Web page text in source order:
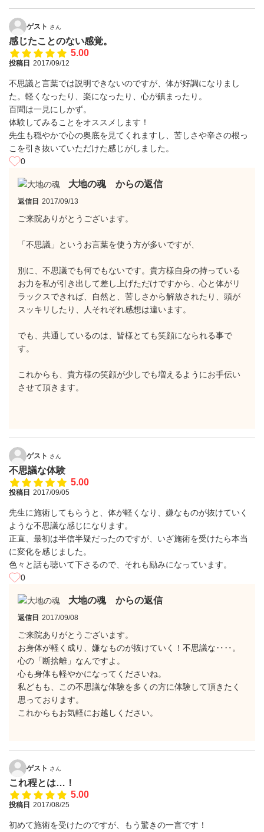
ゲスト さん
感じたことのない感覚。
5.00
投稿日 2017/09/12
不思議と言葉では説明できないのですが、体が好調になりまし
た。軽くなったり、楽になったり、心が鎮まったり。
百聞は一見にしかず。
体験してみることをオススメします！
先生も穏やかで心の奥底を見てくれますし、苦しさや辛さの根っ
こを引き抜いていただけた感じがしました。
0
大地の魂 からの返信
返信日 2017/09/13
ご来院ありがとうございます。
「不思議」というお言葉を使う方が多いですが、
別に、不思議でも何でもないです。貴方様自身の持っている
お力を私が引き出して差し上げただけですから、心と体がリ
ラックスできれば、自然と、苦しさから解放されたり、頭が
スッキリしたり、人それぞれ感想は違います。
でも、共通しているのは、皆様とても笑顔になられる事で
す。
これからも、貴方様の笑顔が少しでも増えるようにお手伝い
させて頂きます。
ゲスト さん
不思議な体験
5.00
投稿日 2017/09/05
先生に施術してもらうと、体が軽くなり、嫌なものが抜けていく
ような不思議な感じになります。
正直、最初は半信半疑だったのですが、いざ施術を受けたら本当
に変化を感じました。
色々と話も聴いて下さるので、それも励みになっています。
0
大地の魂 からの返信
返信日 2017/09/08
ご来院ありがとうございます。
お身体が軽く成り、嫌なものが抜けていく！不思議な‥‥。
心の「断捨離」なんですよ。
心も身体も軽やかになってくださいね。
私どもも、この不思議な体験を多くの方に体験して頂きたく
思っております。
これからもお気軽にお越しください。
ゲスト さん
これ程とは…！
5.00
投稿日 2017/08/25
初めて施術を受けたのですが、もう驚きの一言です！